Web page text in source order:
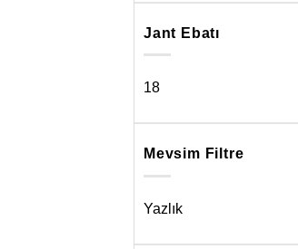
Jant Ebatı
18
Mevsim Filtre
Yazlık